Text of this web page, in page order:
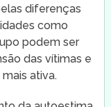
diferenças
como
podem ser
das vítimas e
ativa.